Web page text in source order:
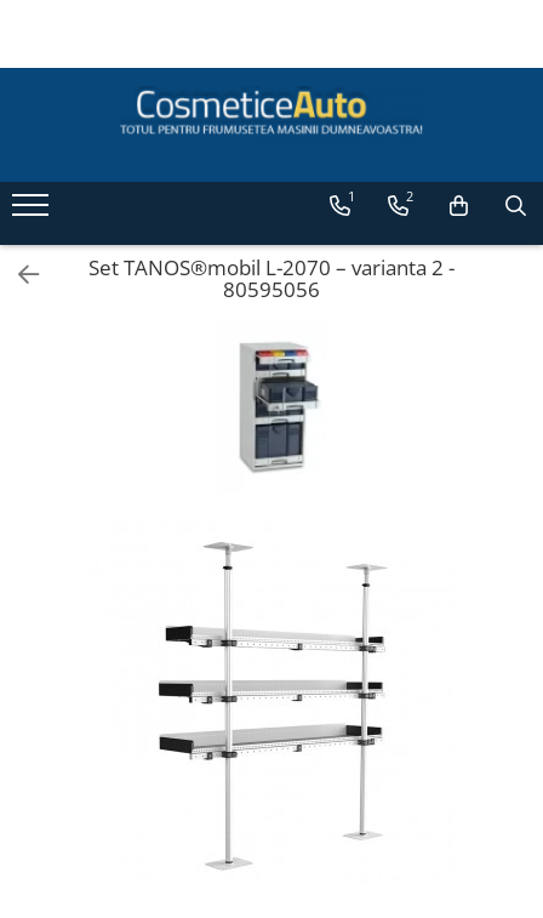
Pistoale de vopsit profesionale
Pistoale pentru lac / clear
Pistoale pentru vopsea (bază) /
Pistoale pentru grund (primer /
filler) Anest Iwata
Superior Set pistoale de vopsit
Anest Iwata WS 400 Clear / LS-400
Masti de protectie pentru vopsire
Pompe de vopsit originale Anest
Pompe pneumatice cu membrana
dubla Anest Iwata Japonia
Rezervoare de vopsit cu presiune
Aerografe / Airbrush Iwata
1 2
Set TANOS®mobil L-2070 – varianta 2 -
80595056